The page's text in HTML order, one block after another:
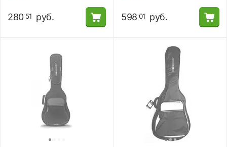
280 51 руб. 598 01 руб.